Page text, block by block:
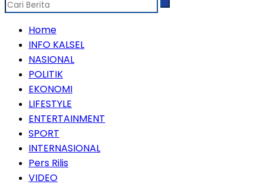
Home
INFO KALSEL
NASIONAL
POLITIK
EKONOMI
LIFESTYLE
ENTERTAINMENT
SPORT
INTERNASIONAL
Pers Rilis
VIDEO